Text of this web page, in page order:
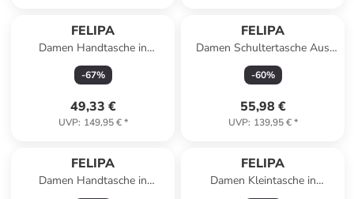
FELIPA
Damen Handtasche in
Schwarz
-67%
49,33 €
UVP: 149,95 €*
FELIPA
Damen Schultertasche Aus
Leder in Fuchsia
-60%
55,98 €
UVP: 139,95 €*
FELIPA
Damen Handtasche in
FELIPA
Damen Kleintasche in